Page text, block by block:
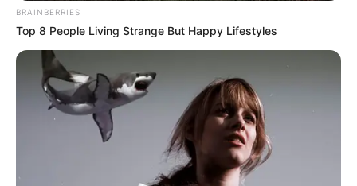
BRAINBERRIES
Top 8 People Living Strange But Happy Lifestyles